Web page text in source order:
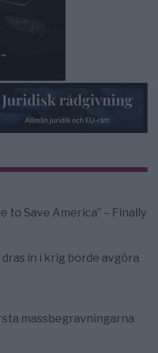
to Save America” – Finally
in i krig borde avgöra
massbegravningarna